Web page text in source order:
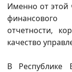
Именно от этой
финансового
отчетности,
качество
В Республике